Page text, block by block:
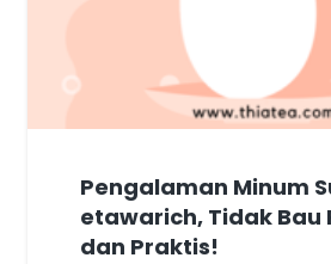
Pengalaman Minum
etawarich, Tidak Bau
dan Praktis!